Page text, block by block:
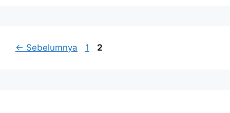
← Sebelumnya Halaman
1 Halaman
2